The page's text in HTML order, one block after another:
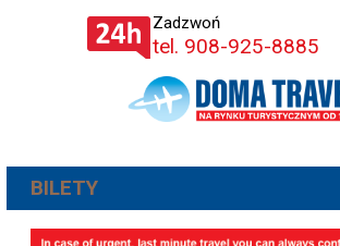
Zadzwoń
tel. 908-925-8885
BILETY